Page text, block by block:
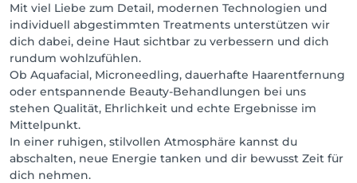
Mit viel Liebe zum Detail, modernen Technologien und
individuell abgestimmten Treatments unterstützen wir
dich dabei, deine Haut sichtbar zu verbessern und dich
rundum wohlzufühlen.
Ob Aquafacial, Microneedling, dauerhafte Haarentfernung
oder entspannende Beauty-Behandlungen bei uns
stehen Qualität, Ehrlichkeit und echte Ergebnisse im
Mittelpunkt.
In einer ruhigen, stilvollen Atmosphäre kannst du
abschalten, neue Energie tanken und dir bewusst Zeit für
dich nehmen.